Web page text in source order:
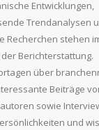
Entwicklungen,
Trendanalysen
Recherchen stehen
Berichterstattung.
über
Beiträge
sowie
und